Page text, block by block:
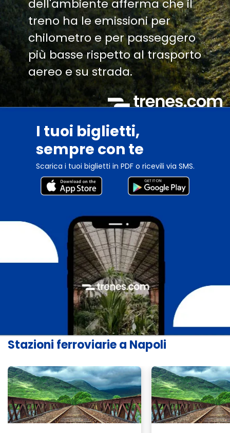
dell'ambiente afferma che il
treno ha le emissioni per
chilometro e per passeggero
più basse rispetto al trasporto
aereo e su strada.
I tuoi biglietti,
sempre con te
Scarica i tuoi biglietti in PDF o ricevili via SMS.
Stazioni ferroviarie a Napoli